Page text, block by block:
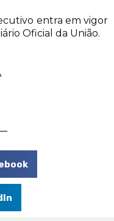
entra em vigor
Oficial da União.